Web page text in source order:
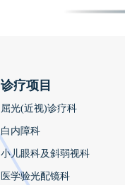
诊疗项目
屈光(近视)诊疗科
白内障科
小儿眼科及斜弱视科
医学验光配镜科